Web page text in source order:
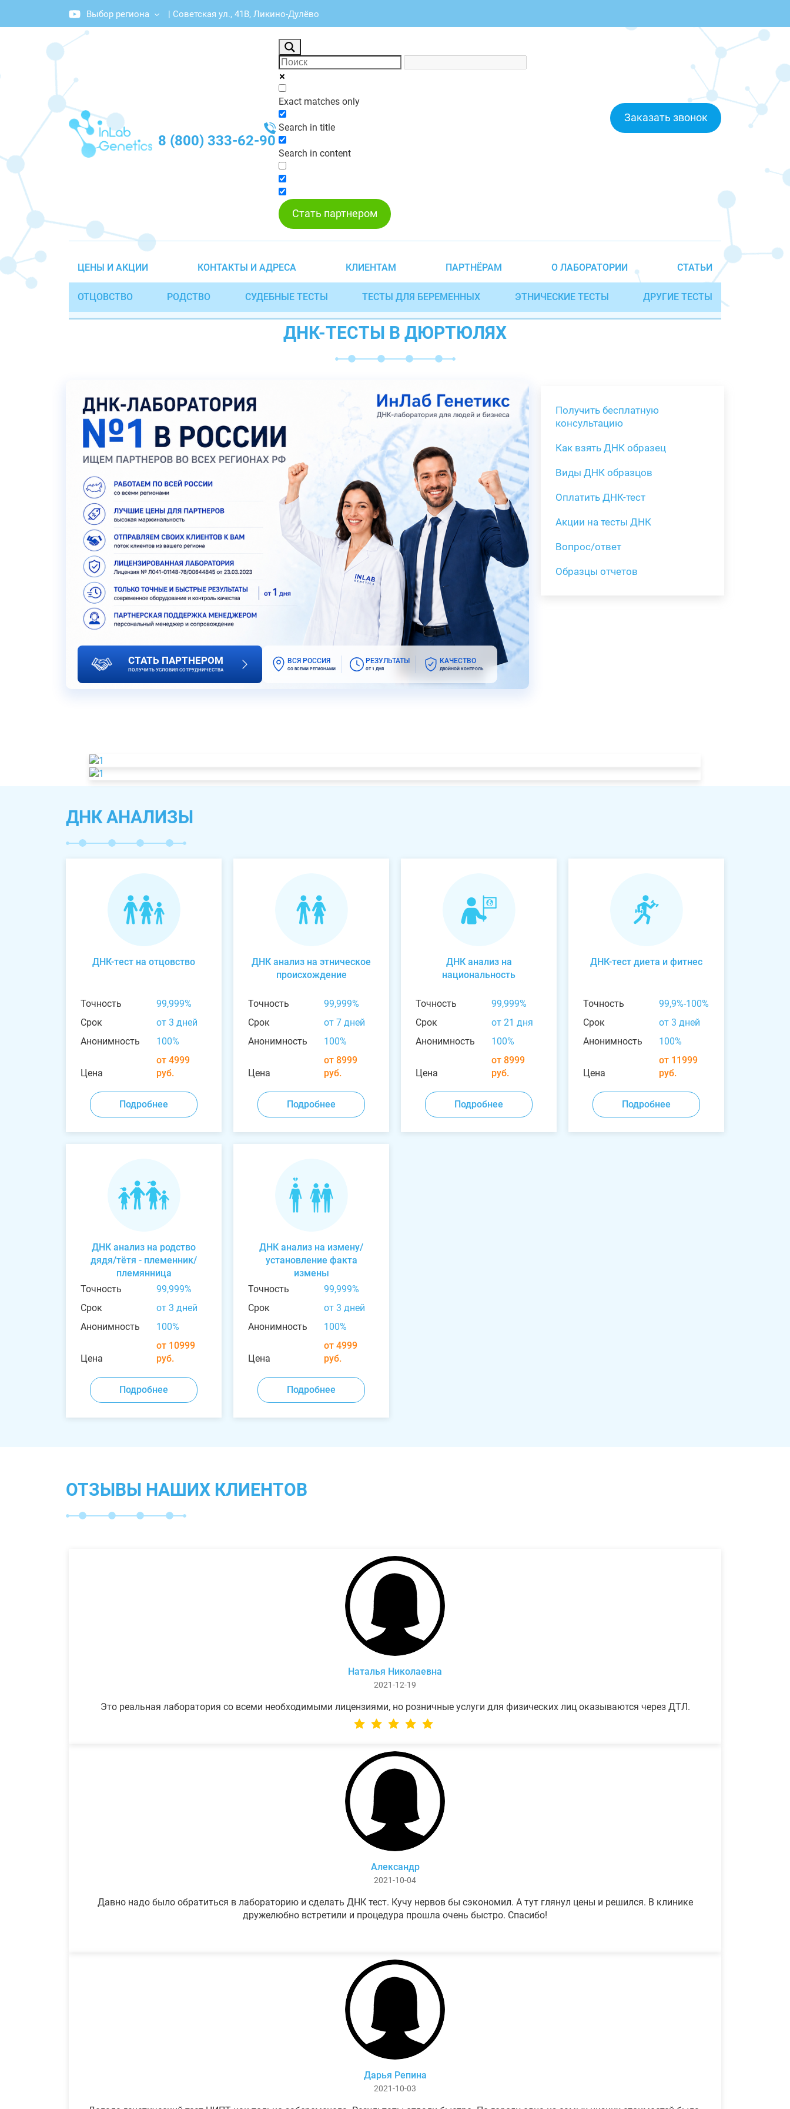
Выбор региона | Советская ул., 41В, Ликино-Дулёво
8 (800) 333-62-90
Exact matches only
Search in title
Search in content
Заказать звонок
Стать партнером
ЦЕНЫ И АКЦИИ КОНТАКТЫ И АДРЕСА КЛИЕНТАМ ПАРТНЁРАМ О ЛАБОРАТОРИИ СТАТЬИ
ОТЦОВСТВО РОДСТВО СУДЕБНЫЕ ТЕСТЫ ТЕСТЫ ДЛЯ БЕРЕМЕННЫХ ЭТНИЧЕСКИЕ ТЕСТЫ ДРУГИЕ ТЕСТЫ
ДНК-ТЕСТЫ В ДЮРТЮЛЯХ
СТАТЬ ПАРТНЕРОМ
ПОЛУЧИТЬ УСЛОВИЯ СОТРУДНИЧЕСТВА
ВСЯ РОССИЯ
СО ВСЕМИ РЕГИОНАМИ
РЕЗУЛЬТАТЫ
ОТ 1 ДНЯ
КАЧЕСТВО
ДВОЙНОЙ КОНТРОЛЬ
Получить бесплатную
консультацию
Как взять ДНК образец
Виды ДНК образцов
Оплатить ДНК-тест
Акции на тесты ДНК
Вопрос/ответ
Образцы отчетов
ДНК АНАЛИЗЫ
ДНК-тест на отцовство
Точность
99,999%
Срок
от 3 дней
Анонимность
100%
Цена
от 4999
руб.
Подробнее
ДНК анализ на этническое
происхождение
Точность
99,999%
Срок
от 7 дней
Анонимность
100%
Цена
от 8999
руб.
Подробнее
ДНК анализ на
национальность
Точность
99,999%
Срок
от 21 дня
Анонимность
100%
Цена
от 8999
руб.
Подробнее
ДНК-тест диета и фитнес
Точность
99,9%-100%
Срок
от 3 дней
Анонимность
100%
Цена
от 11999
руб.
Подробнее
ДНК анализ на родство
дядя/тётя - племенник/
племянница
Точность
99,999%
Срок
от 3 дней
Анонимность
100%
Цена
от 10999
руб.
Подробнее
ДНК анализ на измену/
установление факта
измены
Точность
99,999%
Срок
от 3 дней
Анонимность
100%
Цена
от 4999
руб.
Подробнее
ОТЗЫВЫ НАШИХ КЛИЕНТОВ
Наталья Николаевна
2021-12-19
Это реальная лаборатория со всеми необходимыми лицензиями, но розничные услуги для физических лиц оказываются через ДТЛ.
Александр
2021-10-04
Давно надо было обратиться в лабораторию и сделать ДНК тест. Кучу нервов бы сэкономил. А тут глянул цены и решился. В клинике
дружелюбно встретили и процедура прошла очень быстро. Спасибо!
Дарья Репина
2021-10-03